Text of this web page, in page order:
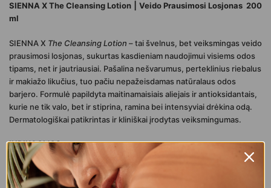
SIENNA X The Cleansing Lotion ⎮ Veido Prausimosi Losjonas 200
ml
SIENNA X The Cleansing Lotion – tai švelnus, bet veiksmingas veido
prausimosi losjonas, sukurtas kasdieniam naudojimui visiems odos
tipams, net ir jautriausiai. Pašalina nešvarumus, perteklinius riebalus
ir makiažo likučius, tuo pačiu nepažeisdamas natūralaus odos
barjero. Formulė papildyta maitinamaisiais aliejais ir antioksidantais,
kurie ne tik valo, bet ir stiprina, ramina bei intensyviai drėkina odą.
Dermatologiškai patikrintas ir kliniškai įrodytas veiksmingumas.
INDIKACIJOS
♦️ Kasdieniam veido prausimui
♦️ Tinka jautriai, sausai, brandžiai odai